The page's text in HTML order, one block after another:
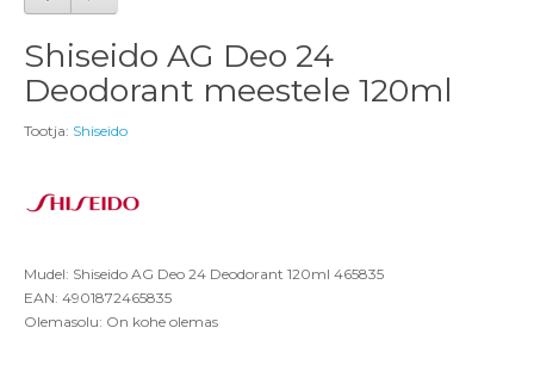
Shiseido AG Deo 24
Deodorant meestele 120ml
Tootja: Shiseido
Mudel: Shiseido AG Deo 24 Deodorant 120ml 465835
EAN: 4901872465835
Olemasolu: On kohe olemas